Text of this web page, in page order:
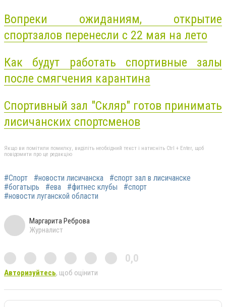
Вопреки ожиданиям, открытие
спортзалов перенесли с 22 мая на лето
Как будут работать спортивные залы
после смягчения карантина
Спортивный зал "Скляр" готов принимать
лисичанских спортсменов
Якщо ви помітили помилку, виділіть необхідний текст і натисніть Ctrl + Enter, щоб
повідомити про це редакцію
#Спорт #новости лисичанска
#спорт зал в лисичанске
#богатырь
#ева #фитнес клубы
#спорт
#новости луганской области
Маргарита Реброва
Журналист
0,0
Авторизуйтесь, щоб оцінити